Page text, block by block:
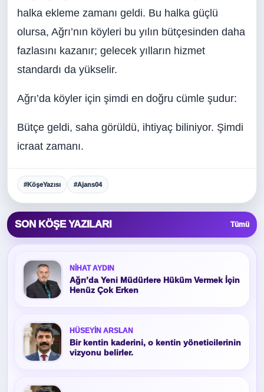
halka ekleme zamanı geldi. Bu halka güçlü
olursa, Ağrı’nın köyleri bu yılın bütçesinden daha
fazlasını kazanır; gelecek yılların hizmet
standardı da yükselir.
Ağrı’da köyler için şimdi en doğru cümle şudur:
Bütçe geldi, saha görüldü, ihtiyaç biliniyor. Şimdi
icraat zamanı.
#KöşeYazısı #Ajans04
SON KÖŞE YAZILARI Tümü
NIHAT AYDIN
Ağrı’da Yeni Müdürlere Hüküm Vermek İçin
Henüz Çok Erken
HÜSEYIN ARSLAN
Bir kentin kaderini, o kentin yöneticilerinin
vizyonu belirler.